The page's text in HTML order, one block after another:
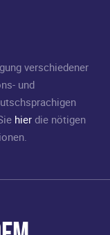
verschiedener
und
hier die nötigen